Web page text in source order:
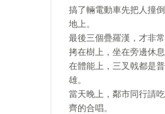
搞了輛電動車先把人撞
地上。
最後三個疊羅漢，才非
拷在樹上，坐在旁邊休息
在體能上，三叉戟都是
雄。
當天晚上，鄰市同行請
齊的合唱。